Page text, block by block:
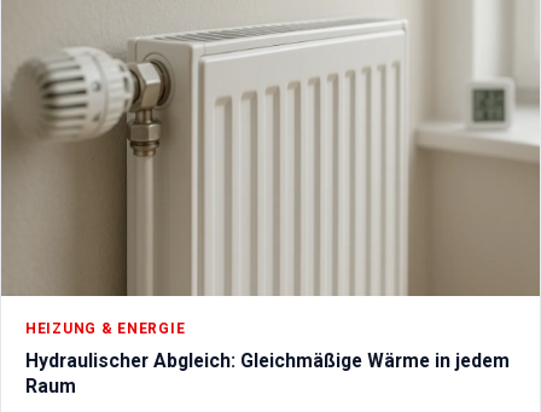
HEIZUNG & ENERGIE
Hydraulischer Abgleich: Gleichmäßige Wärme in jedem
Raum